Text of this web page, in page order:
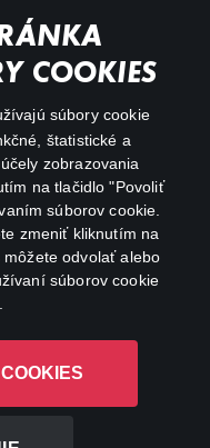
COOKIES
súbory cookie
štatistické a
zobrazovania
na tlačidlo "Povoliť
súborov cookie.
zmeniť kliknutím na
odvolať alebo
súborov cookie
Albert Borschette 4,